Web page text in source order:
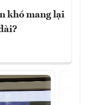
khó mang lại